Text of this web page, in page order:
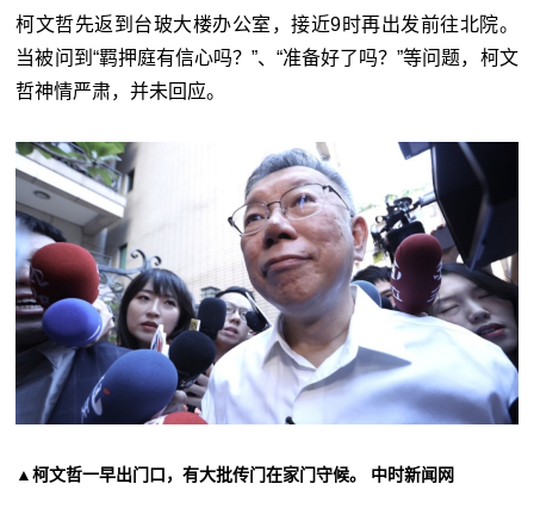
柯文哲先返到台玻大楼办公室，接近9时再出发前往北院。
当被问到“羁押庭有信心吗？”、“准备好了吗？”等问题，柯文
哲神情严肃，并未回应。
▲柯文哲一早出门口，有大批传门在家门守候。 中时新闻网